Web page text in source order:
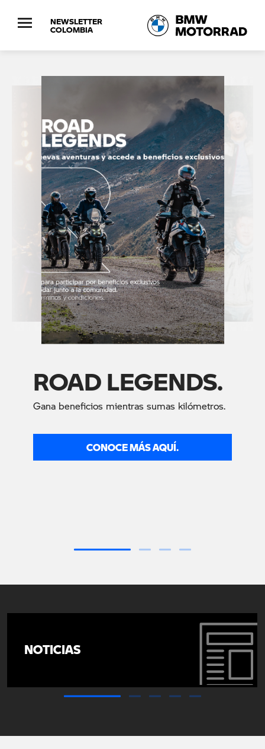
NEWSLETTER
COLOMBIA
ROAD LEGENDS.
Gana beneficios mientras sumas kilómetros.
CONOCE MÁS AQUÍ.
NOTICIAS